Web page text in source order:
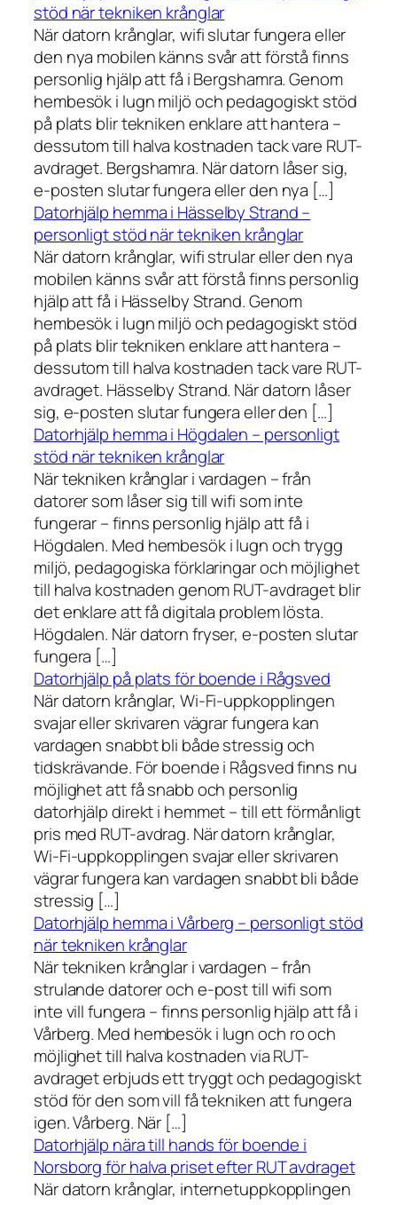
stöd när tekniken krånglar
När datorn krånglar, wifi slutar fungera eller
den nya mobilen känns svår att förstå finns
personlig hjälp att få i Bergshamra. Genom
hembesök i lugn miljö och pedagogiskt stöd
på plats blir tekniken enklare att hantera –
dessutom till halva kostnaden tack vare RUT-
avdraget. Bergshamra. När datorn låser sig,
e-posten slutar fungera eller den nya […]
Datorhjälp hemma i Hässelby Strand –
personligt stöd när tekniken krånglar
När datorn krånglar, wifi strular eller den nya
mobilen känns svår att förstå finns personlig
hjälp att få i Hässelby Strand. Genom
hembesök i lugn miljö och pedagogiskt stöd
på plats blir tekniken enklare att hantera –
dessutom till halva kostnaden tack vare RUT-
avdraget. Hässelby Strand. När datorn låser
sig, e-posten slutar fungera eller den […]
Datorhjälp hemma i Högdalen – personligt
stöd när tekniken krånglar
När tekniken krånglar i vardagen – från
datorer som låser sig till wifi som inte
fungerar – finns personlig hjälp att få i
Högdalen. Med hembesök i lugn och trygg
miljö, pedagogiska förklaringar och möjlighet
till halva kostnaden genom RUT-avdraget blir
det enklare att få digitala problem lösta.
Högdalen. När datorn fryser, e-posten slutar
fungera […]
Datorhjälp på plats för boende i Rågsved
När datorn krånglar, Wi-Fi-uppkopplingen
svajar eller skrivaren vägrar fungera kan
vardagen snabbt bli både stressig och
tidskrävande. För boende i Rågsved finns nu
möjlighet att få snabb och personlig
datorhjälp direkt i hemmet – till ett förmånligt
pris med RUT-avdrag. När datorn krånglar,
Wi-Fi-uppkopplingen svajar eller skrivaren
vägrar fungera kan vardagen snabbt bli både
stressig […]
Datorhjälp hemma i Vårberg – personligt stöd
när tekniken krånglar
När tekniken krånglar i vardagen – från
strulande datorer och e-post till wifi som
inte vill fungera – finns personlig hjälp att få i
Vårberg. Med hembesök i lugn och ro och
möjlighet till halva kostnaden via RUT-
avdraget erbjuds ett tryggt och pedagogiskt
stöd för den som vill få tekniken att fungera
igen. Vårberg. När […]
Datorhjälp nära till hands för boende i
Norsborg för halva priset efter RUT avdraget
När datorn krånglar, internetuppkopplingen